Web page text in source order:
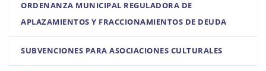
ORDENANZA MUNICIPAL REGULADORA DE
APLAZAMIENTOS Y FRACCIONAMIENTOS DE DEUDA
SUBVENCIONES PARA ASOCIACIONES CULTURALES